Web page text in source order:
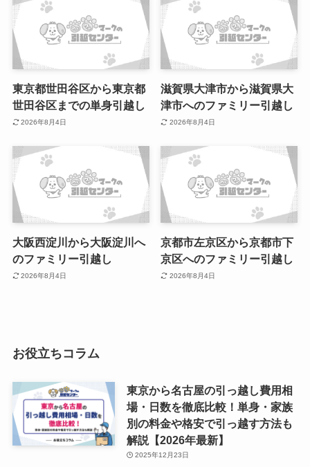
東京都世田谷区から東京都
世田谷区までの単身引越し
2026年8月4日
滋賀県大津市から滋賀県大
津市へのファミリー引越し
2026年8月4日
大阪西淀川から大阪淀川へ
のファミリー引越し
2026年8月4日
京都市左京区から京都市下
京区へのファミリー引越し
2026年8月4日
お役立ちコラム
東京から名古屋の引っ越し費用相
場・日数を徹底比較！単身・家族
別の料金や格安で引っ越す方法も
解説【2026年最新】
2025年12月23日